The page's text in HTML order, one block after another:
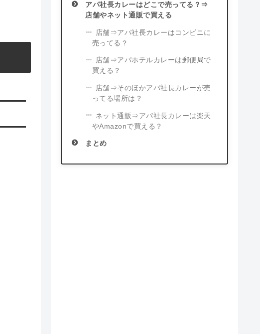
アパ社長カレーはどこで売ってる？⇒
店舗やネット通販で買える
店舗⇒アパ社長カレーはコンビニに
売ってる？
店舗⇒アパホテルカレーは郵便局で
買える？
店舗⇒そのほかアパ社長カレーが売
ってる場所は？
ネット通販⇒アパ社長カレーは楽天
やAmazonで買える？
まとめ